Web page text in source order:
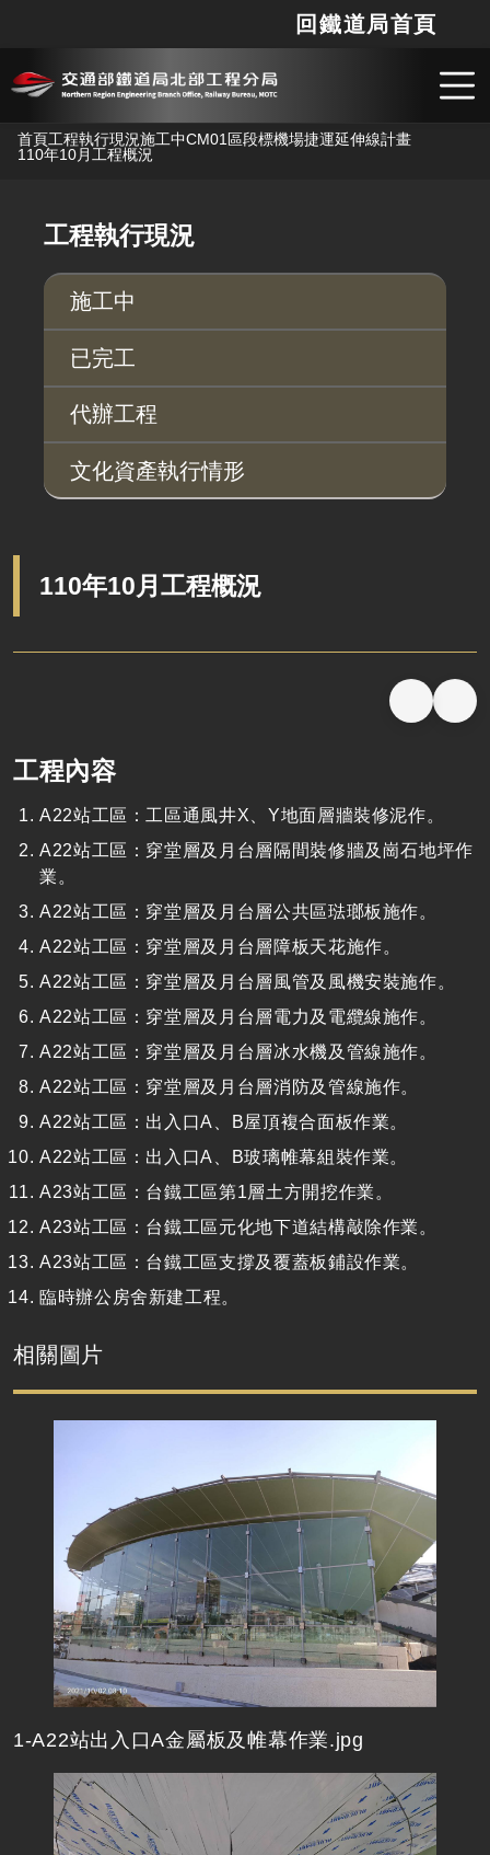
跳到主要內容
回鐵道局首頁
首頁工程執行現況施工中CM01區段標機場捷運延伸線計畫
110年10月工程概況
工程執行現況
施工中
已完工
代辦工程
文化資產執行情形
110年10月工程概況
工程內容
A22站工區：工區通風井X、Y地面層牆裝修泥作。
A22站工區：穿堂層及月台層隔間裝修牆及崗石地坪作
業。
A22站工區：穿堂層及月台層公共區琺瑯板施作。
A22站工區：穿堂層及月台層障板天花施作。
A22站工區：穿堂層及月台層風管及風機安裝施作。
A22站工區：穿堂層及月台層電力及電纜線施作。
A22站工區：穿堂層及月台層冰水機及管線施作。
A22站工區：穿堂層及月台層消防及管線施作。
A22站工區：出入口A、B屋頂複合面板作業。
A22站工區：出入口A、B玻璃帷幕組裝作業。
A23站工區：台鐵工區第1層土方開挖作業。
A23站工區：台鐵工區元化地下道結構敲除作業。
A23站工區：台鐵工區支撐及覆蓋板鋪設作業。
臨時辦公房舍新建工程。
相關圖片
1-A22站出入口A金屬板及帷幕作業.jpg